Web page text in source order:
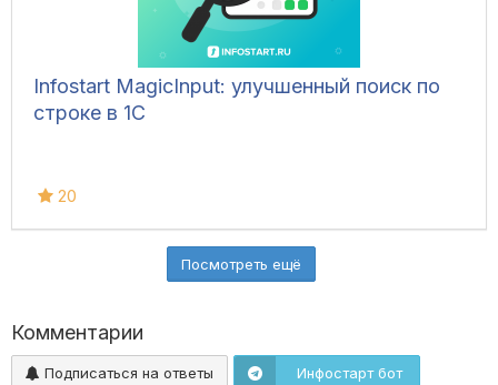
Infostart MagicInput: улучшенный поиск по
строке в 1С
20
Посмотреть ещё
Комментарии
Подписаться на ответы Инфостарт бот